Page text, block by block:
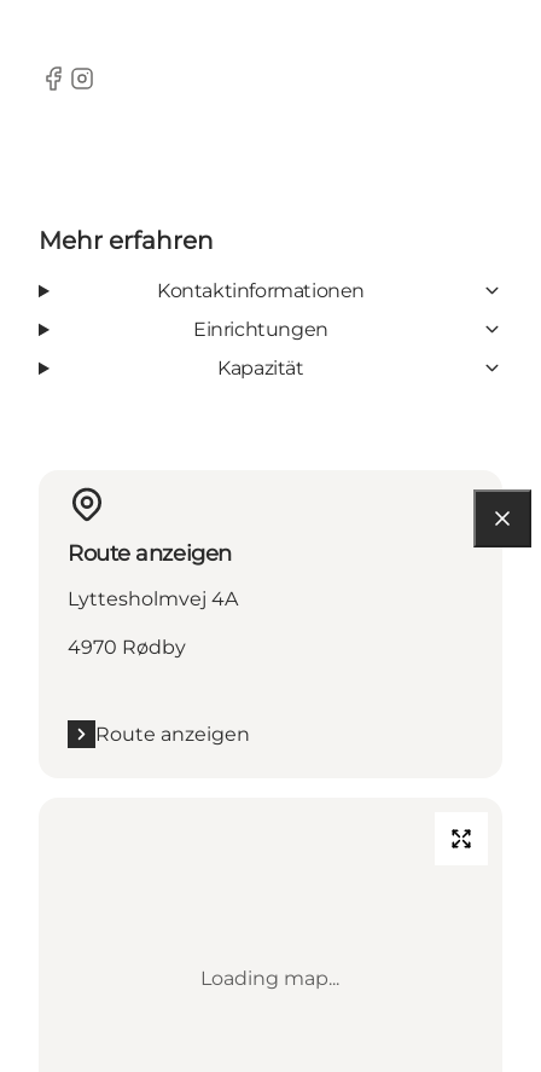
Facebook
Instagram
Mehr erfahren
Kontaktinformationen
Einrichtungen
Kapazität
Route anzeigen
Lyttesholmvej 4A
4970 Rødby
Route anzeigen
Loading map...